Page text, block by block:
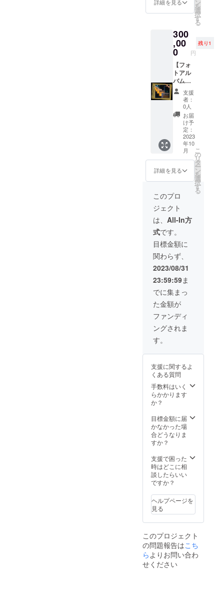
する場
合等、
お断り
させて
いただ
く場合
があり
ます。
お断り
させて
いただ
いた場
合にお
いても
返金は
いたし
かねま
す。 ※
掲載期
間は、
開催当
日のみ
となり
ます。
けの花
さん作
の灯篭
をお送
りしま
す。 ・
神社境
内での
掲示
は、奉
納祭当
日のみ
となり
ます。
※１～
３ヶ月
程度お
待ちい
ただけ
ればと
思いま
す。 ※
画像
は、イ
メージ
となり
ます。
枠で
す。
内にあ
なたの
企業名
を掲載
いたし
ます。
※掲載サ
イズ
は、A１
サイズ2
倍の大
きさ
(1682㎜
×594㎜)
です。
※掲載方
法は、
文字の
み・ロ
ゴ・バ
ナー掲
載など
ご指定
くださ
い。 ※
掲載内
容は
メール
にて打
合せさ
せてい
ただき
ます。
※ネット
ワーク
ビジネ
スや企
業イ
する場
掲載を
お断り
させて
いただ
く場合
ます。
お断り
させて
いただ
合にお
いても
返金は
いたし
す。 ※
掲載期
間は、
開催当
となり
ます。
詳細を見る ン
を
選
択
す
る
300
,00
0 円
残り1
【フォ
トアル
バム
（動画
お礼
メッ
セージ
き）、
たけの
花作品
竹の灯
篭、神
社本殿
にて掲
示】 ・
フォト
アルバ
ムに、
動画（5
分程
度）で
の御礼
メッ
セージ
URLを
付けて
お送り
しま
す。 ・
ご自宅
で楽し
んでい
ただけ
さん作
の灯篭
をお送
りしま
す。 ・
ご本殿
載は、
ご本殿
がある
限り掲
す。
なお、
記載名
につい
メール
にてお
打ち合
わせさ
ただき
ます。
※１～
３ヶ月
程度お
支援
者：
0人
お届
け予
定：
2023
年10
月
詳細を見る
こ
の
リ
タ
ー
ン
を
選
択
す
る
このプロ
ジェクト
は、 All-In方
式です。
目標金額に
関わらず、
2023/08/31
23:59:59ま
でに集まっ
た金額が
ファンディ
ングされま
す。
支援に関するよ
くある質問
手数料はいく
らかかります
か？
目標金額に届
かなかった場
合どうなりま
すか？
支援で困った
時はどこに相
談したらいい
ですか？
ヘルプページを
見る
このプロジェクト
の問題報告はこち
ら よりお問い合わ
せください